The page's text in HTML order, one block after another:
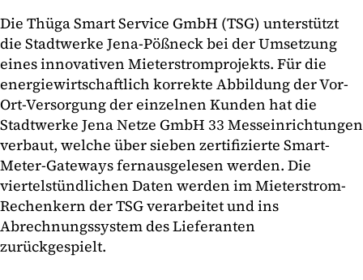
Die Thüga Smart Service GmbH (TSG) unterstützt
die Stadtwerke Jena-Pößneck bei der Umsetzung
eines innovativen Mieterstromprojekts. Für die
energiewirtschaftlich korrekte Abbildung der Vor-
Ort-Versorgung der einzelnen Kunden hat die
Stadtwerke Jena Netze GmbH 33 Messeinrichtungen
verbaut, welche über sieben zertifizierte Smart-
Meter-Gateways fernausgelesen werden. Die
viertelstündlichen Daten werden im Mieterstrom-
Rechenkern der TSG verarbeitet und ins
Abrechnungssystem des Lieferanten
zurückgespielt.